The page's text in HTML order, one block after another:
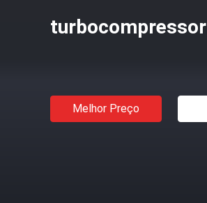
turbocompressor
Melhor Preço